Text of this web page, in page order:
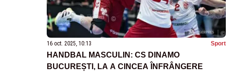
16 oct. 2025, 10:13 Sport
HANDBAL MASCULIN: CS DINAMO
BUCUREȘTI, LA A CINCEA ÎNFRÂNGERE